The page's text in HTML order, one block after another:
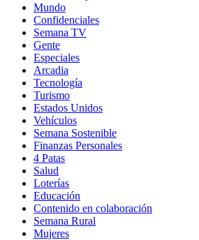
Mundo
Confidenciales
Semana TV
Gente
Especiales
Arcadia
Tecnología
Turismo
Estados Unidos
Vehículos
Semana Sostenible
Finanzas Personales
4 Patas
Salud
Loterías
Educación
Contenido en colaboración
Semana Rural
Mujeres